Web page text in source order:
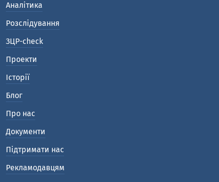
Аналітика
Розслідування
ЗЦР-check
Проекти
Історії
Блог
Про нас
Документи
Підтримати нас
Рекламодавцям